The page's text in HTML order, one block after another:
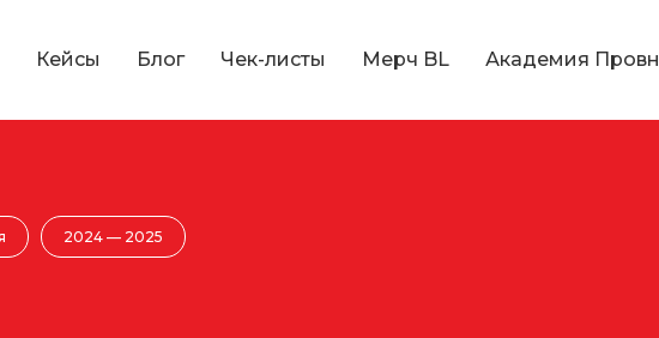
Кейсы Блог Чек-листы Мерч BL Академия
2024 — 2025